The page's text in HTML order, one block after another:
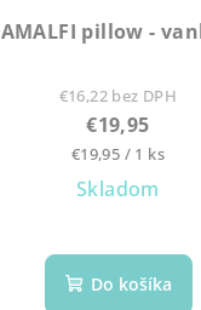
AMALFI pillow -
€16,22 bez DPH
€19,95
Jednotková
cena:
€19,95 / 1 ks
Skladom
Do košíka